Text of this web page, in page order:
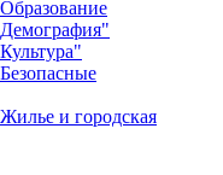
и городская